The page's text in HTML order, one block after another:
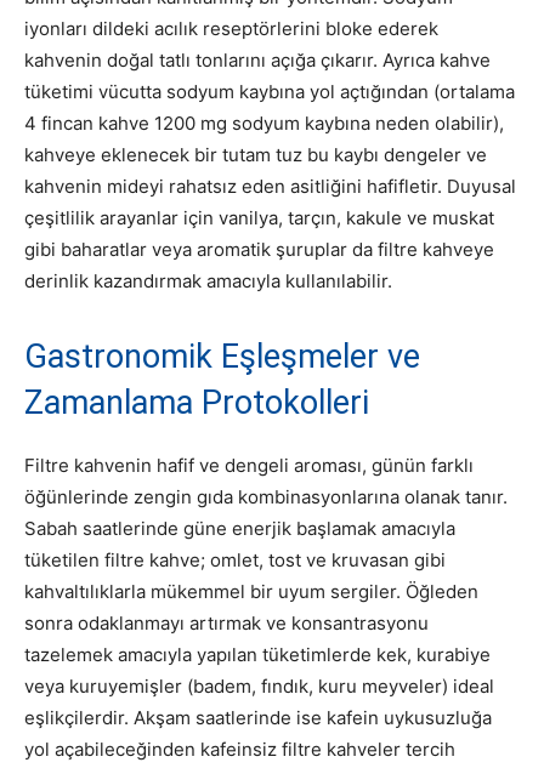
iyonları dildeki acılık reseptörlerini bloke ederek
kahvenin doğal tatlı tonlarını açığa çıkarır. Ayrıca kahve
tüketimi vücutta sodyum kaybına yol açtığından (ortalama
4 fincan kahve 1200 mg sodyum kaybına neden olabilir),
kahveye eklenecek bir tutam tuz bu kaybı dengeler ve
kahvenin mideyi rahatsız eden asitliğini hafifletir. Duyusal
çeşitlilik arayanlar için vanilya, tarçın, kakule ve muskat
gibi baharatlar veya aromatik şuruplar da filtre kahveye
derinlik kazandırmak amacıyla kullanılabilir.
Gastronomik Eşleşmeler ve
Zamanlama Protokolleri
Filtre kahvenin hafif ve dengeli aroması, günün farklı
öğünlerinde zengin gıda kombinasyonlarına olanak tanır.
Sabah saatlerinde güne enerjik başlamak amacıyla
tüketilen filtre kahve; omlet, tost ve kruvasan gibi
kahvaltılıklarla mükemmel bir uyum sergiler. Öğleden
sonra odaklanmayı artırmak ve konsantrasyonu
tazelemek amacıyla yapılan tüketimlerde kek, kurabiye
veya kuruyemişler (badem, fındık, kuru meyveler) ideal
eşlikçilerdir. Akşam saatlerinde ise kafein uykusuzluğa
yol açabileceğinden kafeinsiz filtre kahveler tercih